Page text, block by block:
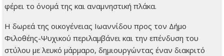
φέρει το όνομά της και αναμνηστική πλάκα.
Η δωρεά της οικογένειας Ιωαννίδου προς τον Δήμο
Φιλοθέης-Ψυχικού περιλαμβάνει και την επένδυση του
στύλου με λευκό μάρμαρο, δημιουργώντας έναν διακριτό